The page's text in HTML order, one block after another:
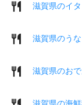
滋賀県のイ
滋賀県のう
滋賀県のお
滋賀県の海